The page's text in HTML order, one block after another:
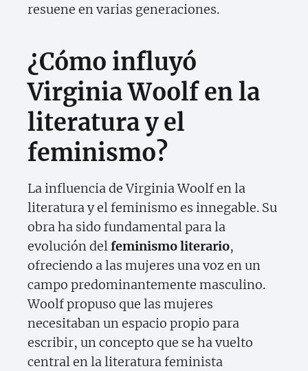
resuene en varias generaciones.
¿Cómo influyó
Virginia Woolf en la
literatura y el
feminismo?
La influencia de Virginia Woolf en la
literatura y el feminismo es innegable. Su
obra ha sido fundamental para la
evolución delfeminismo literario,
ofreciendo a las mujeres una voz en un
campo predominantemente masculino.
Woolf propuso que las mujeres
necesitaban un espacio propio para
escribir, un concepto que se ha vuelto
central en la literatura feminista